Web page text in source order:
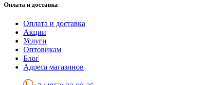
Оплата и доставка
Оплата и доставка
Акции
Услуги
Оптовикам
Блог
Адреса магазинов